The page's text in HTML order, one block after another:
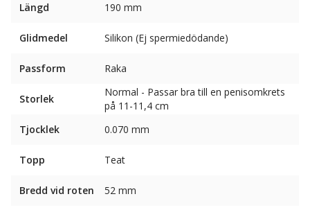
Längd 190 mm
Glidmedel Silikon (Ej spermiedödande)
Passform Raka
Storlek
Normal - Passar bra till en penisomkrets
på 11-11,4 cm
Tjocklek
0.070 mm
Topp Teat
Bredd vid roten 52 mm